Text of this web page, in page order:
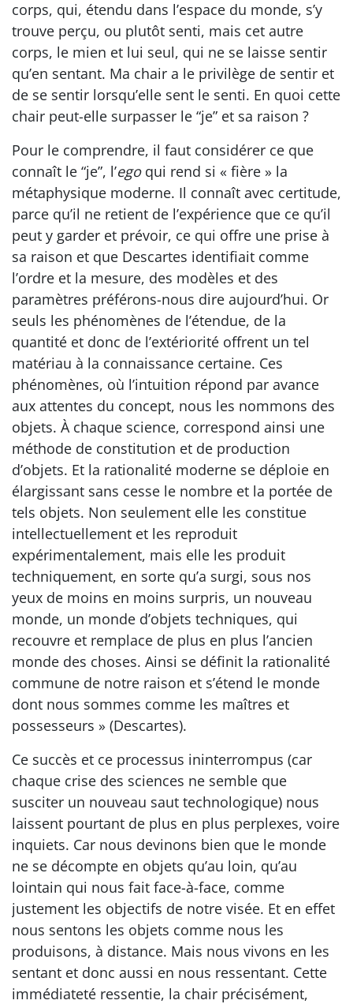
corps, qui, étendu dans l’espace du monde, s’y
trouve perçu, ou plutôt senti, mais cet autre
corps, le mien et lui seul, qui ne se laisse sentir
qu’en sentant. Ma chair a le privilège de sentir et
de se sentir lorsqu’elle sent le senti. En quoi cette
chair peut-elle surpasser le “je” et sa raison ?
Pour le comprendre, il faut considérer ce que
connaît le “je”, l’egoqui rend si « fière » la
métaphysique moderne. Il connaît avec certitude,
parce qu’il ne retient de l’expérience que ce qu’il
peut y garder et prévoir, ce qui offre une prise à
sa raison et que Descartes identifiait comme
l’ordre et la mesure, des modèles et des
paramètres préférons-nous dire aujourd’hui. Or
seuls les phénomènes de l’étendue, de la
quantité et donc de l’extériorité offrent un tel
matériau à la connaissance certaine. Ces
phénomènes, où l’intuition répond par avance
aux attentes du concept, nous les nommons des
objets. À chaque science, correspond ainsi une
méthode de constitution et de production
d’objets. Et la rationalité moderne se déploie en
élargissant sans cesse le nombre et la portée de
tels objets. Non seulement elle les constitue
intellectuellement et les reproduit
expérimentalement, mais elle les produit
techniquement, en sorte qu’a surgi, sous nos
yeux de moins en moins surpris, un nouveau
monde, un monde d’objets techniques, qui
recouvre et remplace de plus en plus l’ancien
monde des choses. Ainsi se définit la rationalité
commune de notre raison et s’étend le monde
dont nous sommes comme les maîtres et
possesseurs » (Descartes).
Ce succès et ce processus ininterrompus (car
chaque crise des sciences ne semble que
susciter un nouveau saut technologique) nous
laissent pourtant de plus en plus perplexes, voire
inquiets. Car nous devinons bien que le monde
ne se décompte en objets qu’au loin, qu’au
lointain qui nous fait face-à-face, comme
justement les objectifs de notre visée. Et en effet
nous sentons les objets comme nous les
produisons, à distance. Mais nous vivons en les
sentant et donc aussi en nous ressentant. Cette
immédiateté ressentie, la chair précisément,